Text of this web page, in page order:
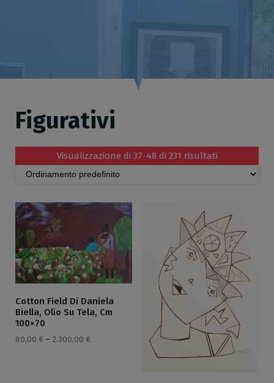
Figurativi
Visualizzazione di 37-48 di 231 risultati
Cotton Field Di Daniela
Biella, Olio Su Tela, Cm
100×70
80,00 € – 2.300,00 €